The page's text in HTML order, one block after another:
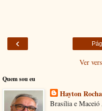
‹
Ver
Quem sou eu
Hayton Rocha
Brasília e